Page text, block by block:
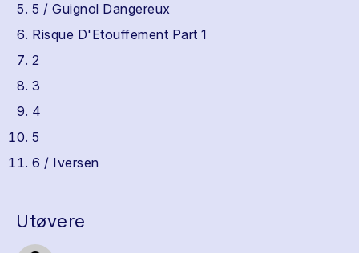
5 / Guignol Dangereux
Risque D'Etouffement Part 1
2
3
4
5
6 / Iversen
Utøvere